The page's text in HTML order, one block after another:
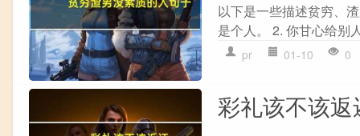
以下是一些描述贫穷、
是个人。 2. 你甘心给别
pr 01-10 0
彩礼该不该返